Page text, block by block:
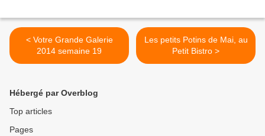
< Votre Grande Galerie
2014 semaine 19
Les petits Potins de Mai, au
Petit Bistro >
Hébergé par Overblog
Top articles
Pages